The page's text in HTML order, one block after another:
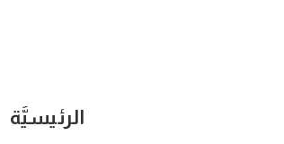
الرئيسيَّة